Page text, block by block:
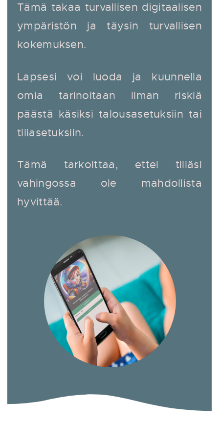
Tämä takaa turvallisen digitaalisen
ympäristön ja täysin turvallisen
kokemuksen.
Lapsesi voi luoda ja kuunnella
omia tarinoitaan ilman riskiä
päästä käsiksi talousasetuksiin tai
tiliasetuksiin.
Tämä tarkoittaa, ettei tiliäsi
vahingossa ole mahdollista
hyvittää.